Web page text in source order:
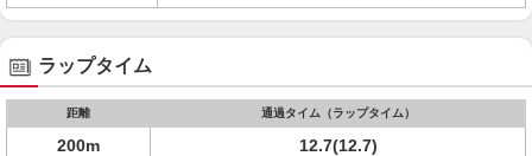
ラップタイム
距離 通過タイム（ラップタイム）
200m
12.7(12.7)